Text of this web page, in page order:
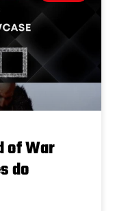
of War
do